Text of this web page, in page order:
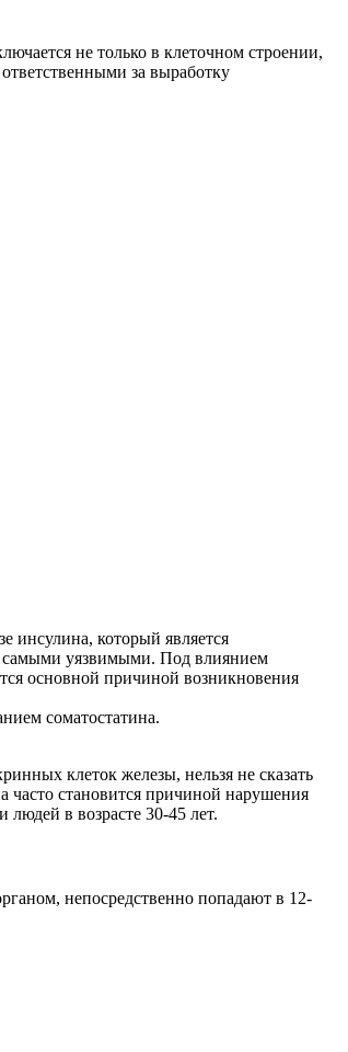
не только в клеточном строении,
за выработку
инсулина, который является
самыми уязвимыми. Под влиянием
основной причиной возникновения
соматостатина.
клеток железы, нельзя не сказать
часто становится причиной нарушения
в возрасте 30-45 лет.
непосредственно попадают в 12-